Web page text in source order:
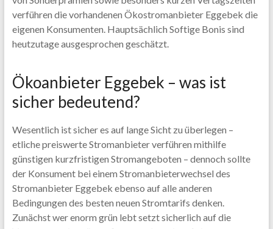
verführen die vorhandenen Ökostromanbieter Eggebek die
eigenen Konsumenten. Hauptsächlich Softige Bonis sind
heutzutage ausgesprochen geschätzt.
Ökoanbieter Eggebek – was ist
sicher bedeutend?
Wesentlich ist sicher es auf lange Sicht zu überlegen –
etliche preiswerte Stromanbieter verführen mithilfe
günstigen kurzfristigen Stromangeboten – dennoch sollte
der Konsument bei einem Stromanbieterwechsel des
Stromanbieter Eggebek ebenso auf alle anderen
Bedingungen des besten neuen Stromtarifs denken.
Zunächst wer enorm grün lebt setzt sicherlich auf die